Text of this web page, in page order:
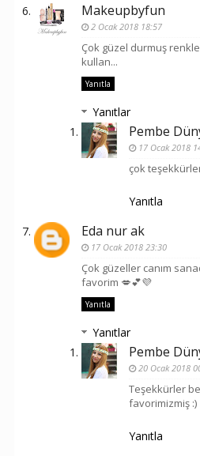
Makeupbyfun
2 Ocak 2018 18:57
Çok güzel durmuş
kullan...
Yanıtla
Yanıtlar
Pembe
17 Ocak 2018
çok
Yanıtla
Eda nur ak
17 Ocak 2018 23:30
Çok güzeller canım
favorim 💋💕💜
Yanıtla
Yanıtlar
Pembe
20 Ocak 2018
Teşekkürler
favorimizmiş :)
Yanıtla